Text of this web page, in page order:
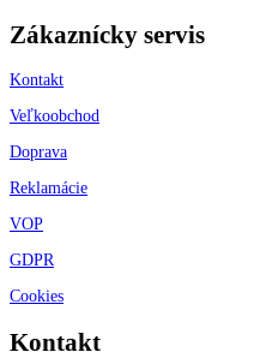
Zákaznícky servis
Kontakt
Veľkoobchod
Doprava
Reklamácie
VOP
GDPR
Cookies
Kontakt